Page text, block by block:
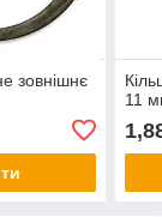
зовнішнє
11